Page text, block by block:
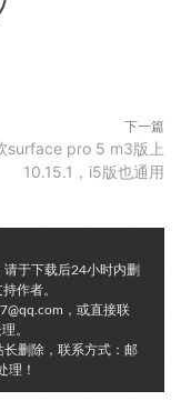
下一篇
surface pro 5 m3版上
10.15.1，i5版也通用
于下载后24小时内删
作者。
，或直接联
。
删除，联系方式：邮
理！